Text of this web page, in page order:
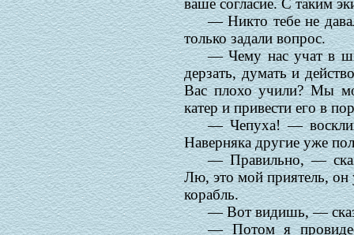
ваше согласие. С таким
— Никто тебе не
только задали вопрос.
— Чему нас учат в
дерзать, думать и
Вас плохо учили? Мы
катер и привести его в
— Чепуха! —
Наверняка другие уже
— Правильно, —
Лю, это мой приятель,
корабль.
— Вот видишь, —
— Потом я